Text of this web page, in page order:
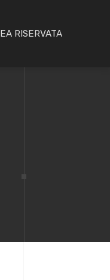
RISERVATA